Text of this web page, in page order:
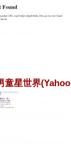
童星世界